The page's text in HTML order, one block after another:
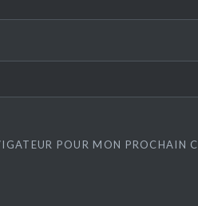
POUR MON PROCHAIN